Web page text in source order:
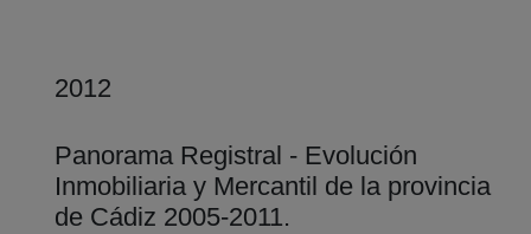
2012
Panorama Registral - Evolución
Inmobiliaria y Mercantil de la provincia
de Cádiz 2005-2011.